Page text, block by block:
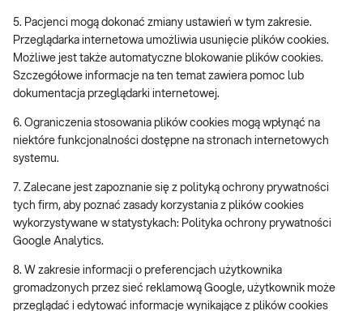
5. Pacjenci mogą dokonać zmiany ustawień w tym zakresie.
Przeglądarka internetowa umożliwia usunięcie plików cookies.
Możliwe jest także automatyczne blokowanie plików cookies.
Szczegółowe informacje na ten temat zawiera pomoc lub
dokumentacja przeglądarki internetowej.
6. Ograniczenia stosowania plików cookies mogą wpłynąć na
niektóre funkcjonalności dostępne na stronach internetowych
systemu.
7. Zalecane jest zapoznanie się z polityką ochrony prywatności
tych firm, aby poznać zasady korzystania z plików cookies
wykorzystywane w statystykach: Polityka ochrony prywatności
Google Analytics.
8. W zakresie informacji o preferencjach użytkownika
gromadzonych przez sieć reklamową Google, użytkownik może
przeglądać i edytować informacje wynikające z plików cookies